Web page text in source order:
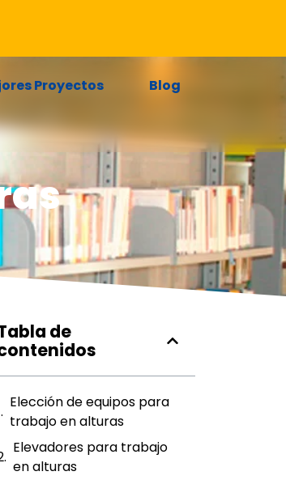
Proyectos
Blog
de
Elección de equipos para
trabajo en alturas
Elevadores para trabajo
en alturas